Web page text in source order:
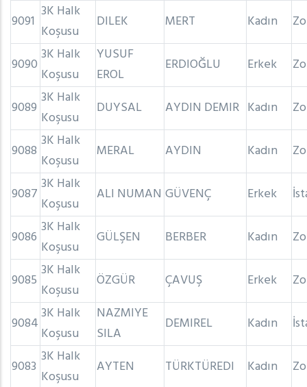
9091
3K Halk
Koşusu
DILEK MERT Kadın
9090
3K Halk
Koşusu
YUSUF
EROL
ERDIOĞLU Erkek
9089
3K Halk
Koşusu
DUYSAL AYDIN DEMIR Kadın
9088
3K Halk
Koşusu
MERAL AYDIN Kadın
9087
3K Halk
Koşusu
ALI NUMAN GÜVENÇ Erkek
9086
3K Halk
Koşusu
GÜLŞEN BERBER Kadın
9085
3K Halk
Koşusu
ÖZGÜR ÇAVUŞ Erkek
9084
3K Halk
Koşusu
NAZMIYE
SILA
DEMIREL Kadın
9083
3K Halk
Koşusu
AYTEN TÜRKTÜREDI Kadın